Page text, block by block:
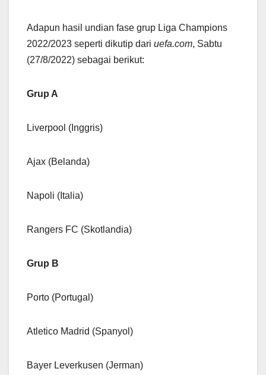
Adapun hasil undian fase grup Liga Champions
2022/2023 seperti dikutip dari uefa.com, Sabtu
(27/8/2022) sebagai berikut:
Grup A
Liverpool (Inggris)
Ajax (Belanda)
Napoli (Italia)
Rangers FC (Skotlandia)
Grup B
Porto (Portugal)
Atletico Madrid (Spanyol)
Bayer Leverkusen (Jerman)